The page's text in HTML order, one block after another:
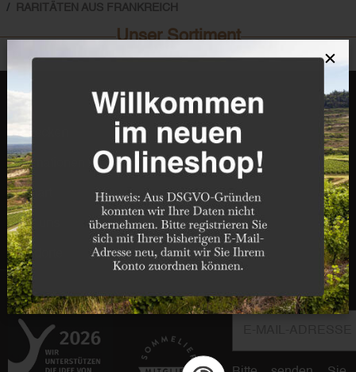
RARITÄTEN AUS FRANKREICH
Unser Sortiment
Entdecken
Informationen
Weinart
Über uns
Standorte
E-Mail-Adresse
×